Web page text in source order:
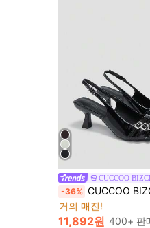
CUCCOO
-36% CUCCOO BIZCHIC 여성 신발 여성용 뾰족한 발가락, 얇은 하이힐, 블랙 멀티 스트랩 백 스트랩 우아한 우아한 출퇴
#1 TOP 3위
거의 매진!
#1 TOP 3위
거의 매진!
#1 TOP 3위
거의 매진!
11,892원 400+ 판